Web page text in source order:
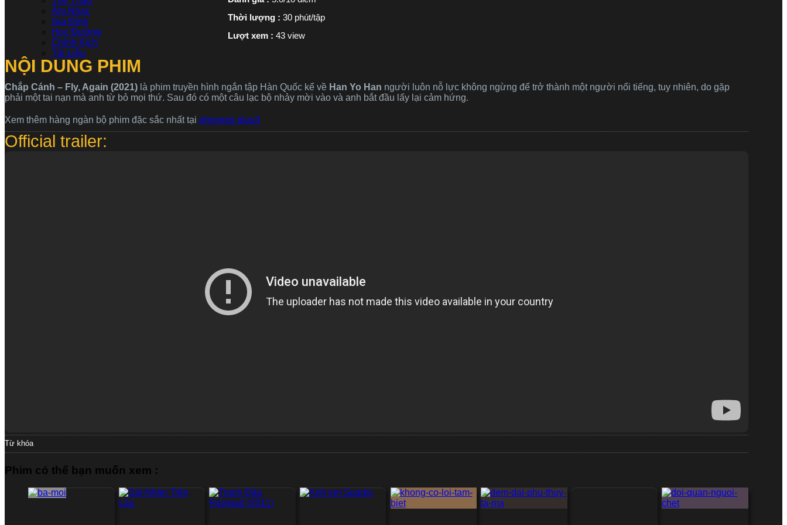
Âm Nhạc
Gia Đình
Học Đường
Chính Kịch
Tài Liệu
Thời lượng : 30 phút/tập
Lượt xem : 43 view
NỘI DUNG PHIM
Chắp Cánh – Fly, Again (2021) là phim truyền hình ngắn tập Hàn Quốc kể về Han Yo Han người luôn nỗ lực không ngừng để trở thành một người nổi tiếng, tuy nhiên, do gặp
phải một tai nạn mà anh từ bỏ mọi thứ. Sau đó có một câu lạc bộ nhảy mời vào và anh bắt đầu lấy lại cảm hứng.
Xem thêm hàng ngàn bộ phim đặc sắc nhất tại phimmoi plus3
Official trailer:
Từ khóa
Phim có thể bạn muốn xem :